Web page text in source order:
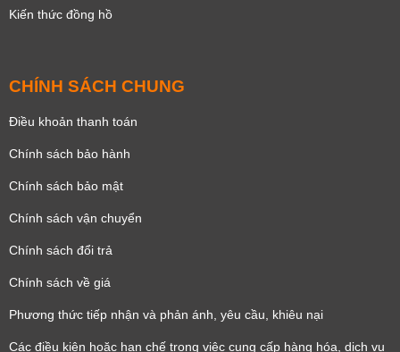
Kiến thức đồng hồ
CHÍNH SÁCH CHUNG
Điều khoản thanh toán
Chính sách bảo hành
Chính sách bảo mật
Chính sách vận chuyển
Chính sách đổi trả
Chính sách về giá
Phương thức tiếp nhận và phản ánh, yêu cầu, khiêu nại
Các điều kiện hoặc hạn chế trong việc cung cấp hàng hóa, dịch vụ